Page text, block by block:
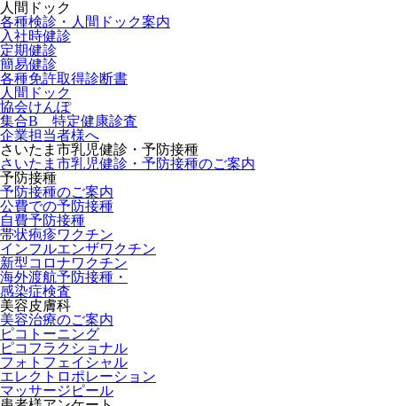
人間ドック
各種検診・人間ドック案内
入社時健診
定期健診
簡易健診
各種免許取得診断書
人間ドック
協会けんぽ
集合B 特定健康診査
企業担当者様へ
さいたま市乳児健診・予防接種
さいたま市乳児健診・予防接種のご案内
予防接種
予防接種のご案内
公費での予防接種
自費予防接種
帯状疱疹ワクチン
インフルエンザワクチン
新型コロナワクチン
海外渡航予防接種・
感染症検査
美容皮膚科
美容治療のご案内
ピコトーニング
ピコフラクショナル
フォトフェイシャル
エレクトロポレーション
マッサージピール